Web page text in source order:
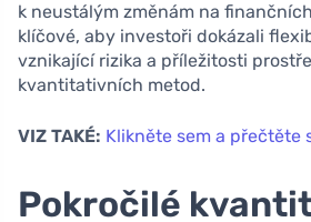
k neustálým změnám na
klíčové, aby investoři dokázali
vznikající rizika a příležitosti
kvantitativních metod.
VIZ TAKÉ: Klikněte sem a přečtěte
Pokročilé